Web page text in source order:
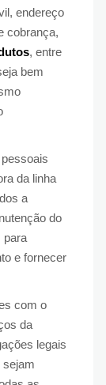
endereço
cobrança,
, entre
bem
da linha
a
do
para
e fornecer
com o
da
legais
sejam